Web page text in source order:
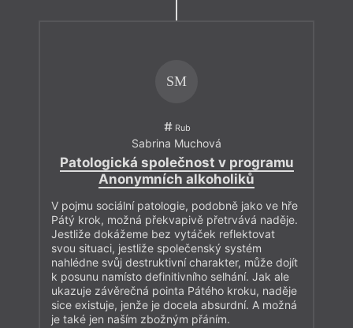
SM
Rub
Sabrina Muchová
Patologická společnost v programu
Anonymních alkoholiků
V pojmu sociální patologie, podobně jako ve hře
Pátý krok, možná překvapivě přetrvává naděje.
Jestliže dokážeme bez vytáček reflektovat
svou situaci, jestliže společenský systém
nahlédne svůj destruktivní charakter, může dojít
k posunu namísto definitivního selhání. Jak ale
ukazuje závěrečná pointa Pátého kroku, naděje
sice existuje, jenže je docela absurdní. A možná
je také jen naším zbožným přáním.